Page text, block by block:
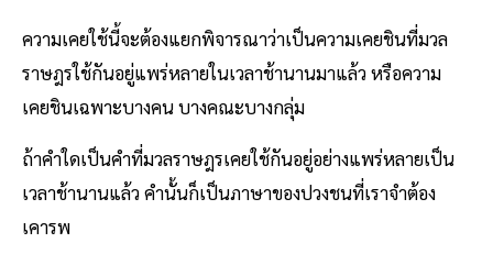
ความเคยใช้นี้จะต้องแยกพิจารณาว่าเป็นความเคยชินที่มวล
ราษฎรใช้กันอยู่แพร่หลายในเวลาช้านานมาแล้ว หรือความ
เคยชินเฉพาะบางคน บางคณะบางกลุ่ม
ถ้าคำใดเป็นคำที่มวลราษฎรเคยใช้กันอยู่อย่างแพร่หลายเป็น
เวลาช้านานแล้ว คำนั้นก็เป็นภาษาของปวงชนที่เราจำต้อง
เคารพ